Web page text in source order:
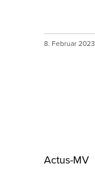
8. Februar 2023
Actus-MV